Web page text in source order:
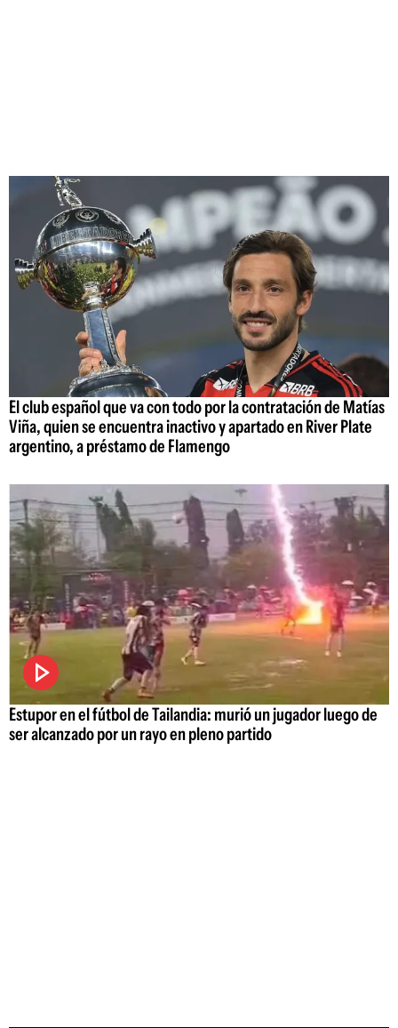
El club español que va con todo por la contratación de Matías
Viña, quien se encuentra inactivo y apartado en River Plate
argentino, a préstamo de Flamengo
Estupor en el fútbol de Tailandia: murió un jugador luego de
ser alcanzado por un rayo en pleno partido